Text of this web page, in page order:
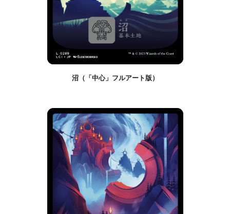
沼（「中心」フルアート版）